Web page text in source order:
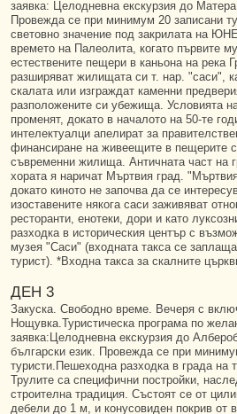
заявка: Целодневна екскурзия до
Провежда се при минимум 20 записани
световно значение под закрилата на
времето на Палеолита, когато първите
естествените пещери в каньона на река
разширяват жилищата си т. нар. "саси",
скалата или изграждат каменни
разположените си убежища. Условията
променят, докато в началото на 50-те
интелектуалци апелират за
финансиране на живеещите в пещерите
съвременни жилища. Античната част на
хората я наричат Мъртвия град.
докато киното не започва да се
изоставените някога саси заживяват
ресторанти, енотеки, дори и като
разходка в историческия център с
музея "Саси" (входната такса се
турист). *Входна такса за скалните
ДЕН 3
Закуска. Свободно време. Вечеря с
Нощувка.Туристическа програма по
заявка:Целодневна екскурзия до
български език. Провежда се при
туристи.Пешеходна разходка в града на
Трулите са специфични постройки,
строителна традиция. Състоят се от
дебели до 1 м, и конусовиден покрив от